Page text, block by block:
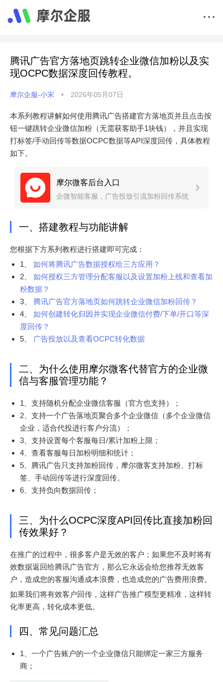
腾讯广告官方落地页跳转企业微信加粉以及实
现OCPC数据深度回传教程。
摩尔企服-小宋 • 2026年05月07日
本系列教程讲解如何使用腾讯广告搭建官方落地页并且点击按
钮一键跳转企业微信加粉（无需获客助手1块钱），并且实现
打标签/手动回传等数据OCPC数据等API深度回传，具体教程
如下。
摩尔微客后台入口
企微智能客服，广告投放引流加粉回传系统
一、搭建教程与功能讲解
您根据下方系列教程进行搭建即可完成：
1、 如何将腾讯广告数据授权给三方应用？
2、 如何授权三方管理分配客服以及设置加粉上线和查看加
粉数据？
3、
腾讯广告官方落地页如何跳转企业微信加粉回传？
4、 如何创建转化归因并实现企业微信付费/下单/开口等深
度回传？
5、
广告投放以及查看OCPC转化数据
二、为什么使用摩尔微客代替官方的企业微
信与客服管理功能？
1、支持随机分配企业微信客服（官方也支持）；
2、支持一个广告落地页聚合多个企业微信（多个企业微信
企业，适合代投进行客户分流）；
3、支持设置每个客服每日/累计加粉上限；
4、查看客服每日加粉明细和统计；
5、腾讯广告只支持加粉回传，摩尔微客支持加粉、打标
签、手动回传等进行深度回传。
6、支持负向数据回传；
三、为什么OCPC深度API回传比直接加粉回
传效果好？
在推广的过程中，很多客户是无效的客户；如果您不及时将有
效数据返回给腾讯广告官方，那么它永远会给您推荐无效客
户，造成您的客服沟通成本浪费，也造成您的广告费用浪费。
如果我们将有效客户回传，这样广告推广模型更精准，这样转
化率更高，转化成本更低。
四、常见问题汇总
1、一个广告账户的一个企业微信只能绑定一家三方服务
商；